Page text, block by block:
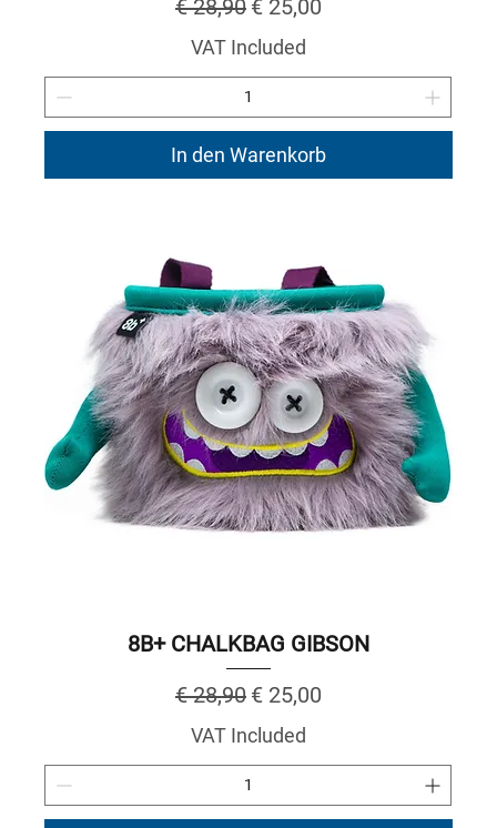
Regular Price
€ 28,90 Sale Price
€ 25,00
VAT Included
In den Warenkorb
8B+ CHALKBAG GIBSON
Regular Price
€ 28,90 Sale Price
€ 25,00
VAT Included